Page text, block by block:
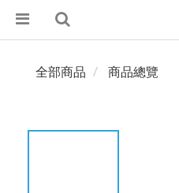
全部商品 商品總覽